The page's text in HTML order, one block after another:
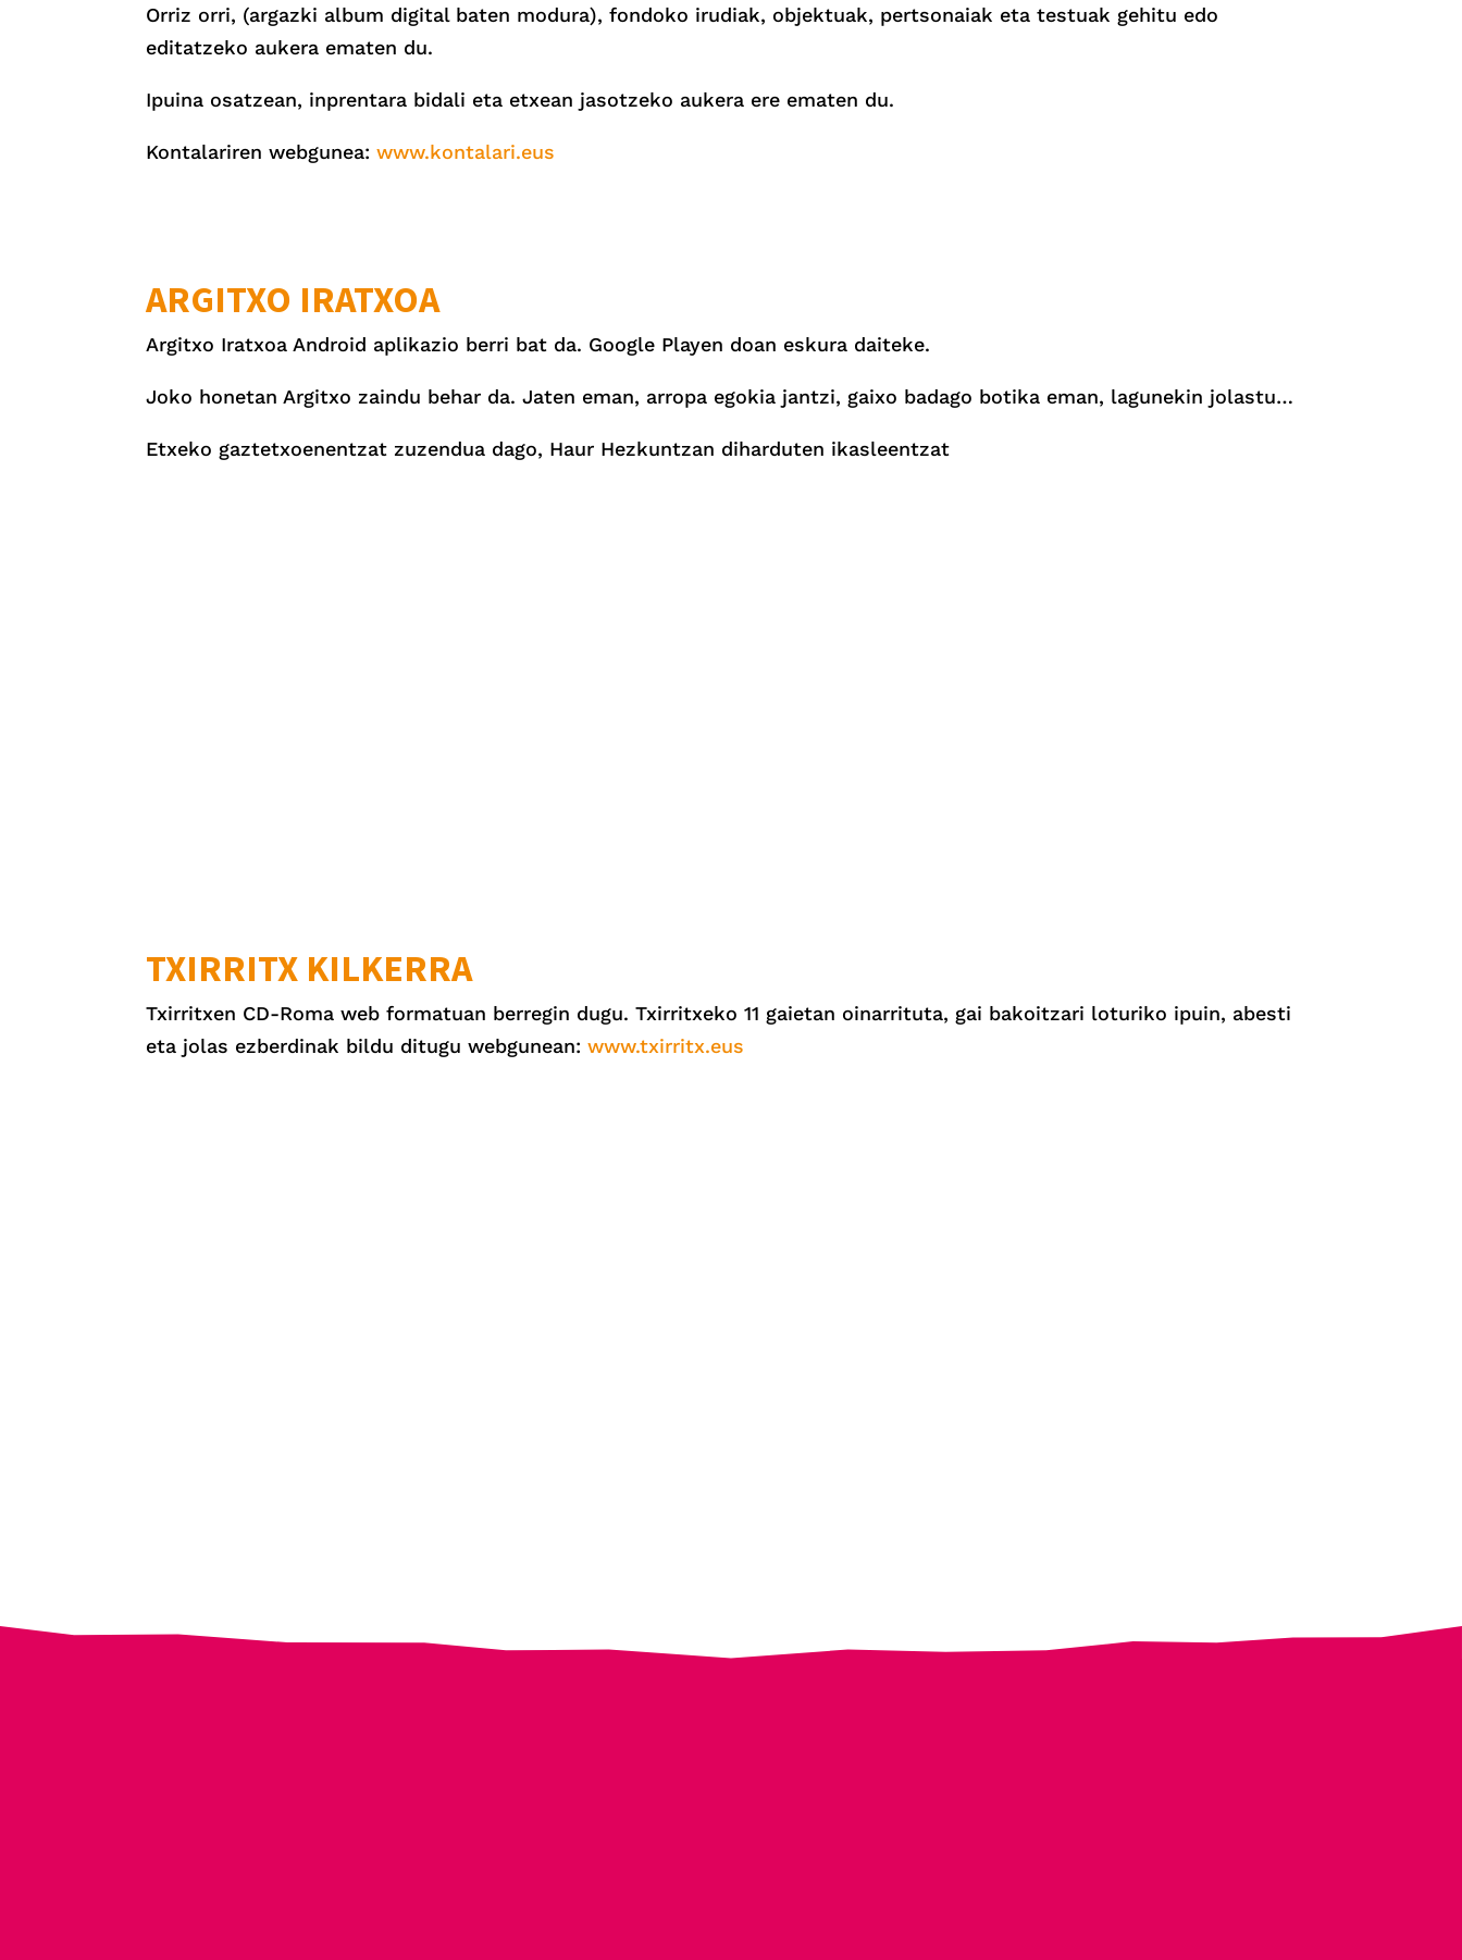
Orriz orri, (argazki album digital baten modura), fondoko irudiak, objektuak, pertsonaiak eta testuak gehitu edo
editatzeko aukera ematen du.
Ipuina osatzean, inprentara bidali eta etxean jasotzeko aukera ere ematen du.
Kontalariren webgunea:www.kontalari.eus
ARGITXO IRATXOA
Argitxo Iratxoa Android aplikazio berri bat da. Google Playen doan eskura daiteke.
Joko honetan Argitxo zaindu behar da. Jaten eman, arropa egokia jantzi, gaixo badago botika eman, lagunekin jolastu…
Etxeko gaztetxoenentzat zuzendua dago, Haur Hezkuntzan diharduten ikasleentzat
TXIRRITX KILKERRA
Txirritxen CD-Roma web formatuan berregin dugu. Txirritxeko 11 gaietan oinarrituta, gai bakoitzari loturiko ipuin, abesti
eta jolas ezberdinak bildu ditugu webgunean:www.txirritx.eus